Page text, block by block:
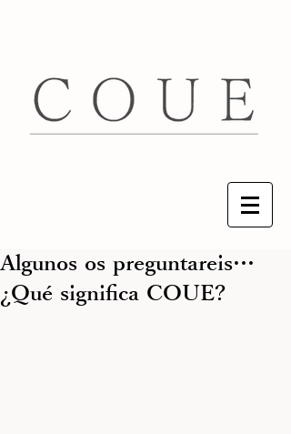
Algunos os preguntareis…
¿Qué significa COUE?